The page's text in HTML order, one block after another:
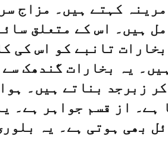
کہتے ہیں۔ مزاج
ہیں۔ اس کے متعلق
تانبے کو اس کی
یہ بخارات گندھک
زبرجد بناتے ہیں۔
ہے۔ از قسم جواہر ہے۔
بھی ہوتی ہے۔ یہ